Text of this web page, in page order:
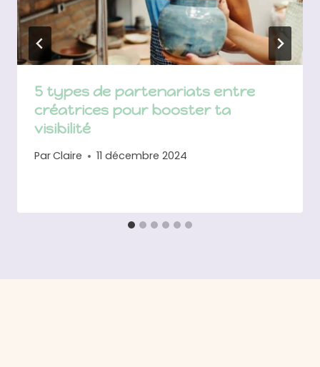
5 types de partenariats entre
créatrices pour booster ta
visibilité
ParClaire 11 décembre 2024